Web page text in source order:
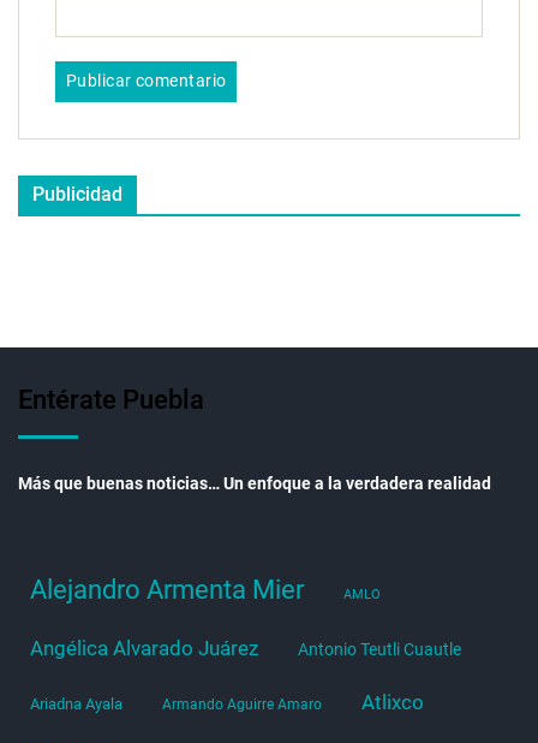
Publicidad
Entérate Puebla
Más que buenas noticias… Un enfoque a la verdadera realidad
Alejandro Armenta Mier AMLO
Angélica Alvarado Juárez Antonio Teutli Cuautle
Ariadna Ayala Armando Aguirre Amaro Atlixco